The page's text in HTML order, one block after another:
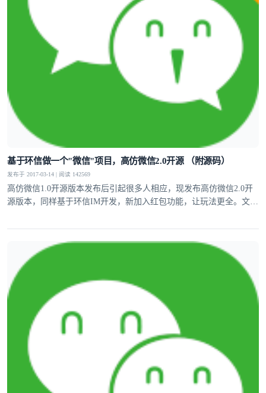
基于环信做一个"微信"项目，高仿微信2.0开源 （附源码）
发布于 2017-03-14 | 阅读 142569
高仿微信1.0开源版本发布后引起很多人相应，现发布高仿微信2.0开
源版本，同样基于环信IM开发，新加入红包功能，让玩法更全。文章